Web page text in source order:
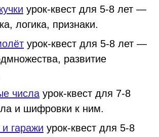
урок-квест для 5-8 лет —
логика, признаки.
урок-квест для 5-8 лет —
развитие
числа урок-квест для 7-8
и шифровки к ним.
и гаражи урок-квест для 5-8